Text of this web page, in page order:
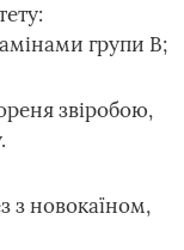
групи В;
звіробою,
з новокаїном,